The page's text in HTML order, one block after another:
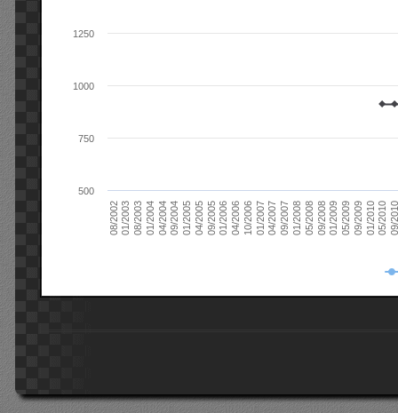
08/200201/200308/200301/200404/200409/200401/200504/200509/200501/200604/200610/200601/200704/200709/200701/200805/200809/200801/200905/200909/200901/201005/201009/
500
750
1000
1250